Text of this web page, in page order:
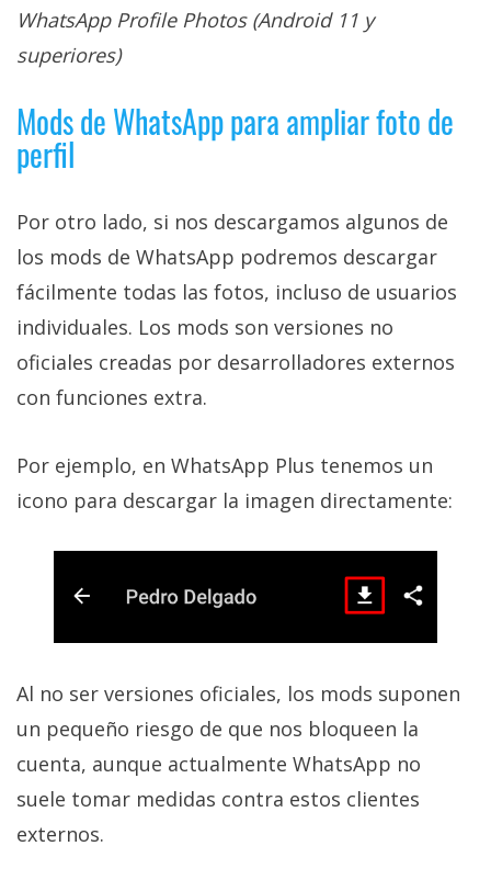
WhatsApp Profile Photos (Android 11 y
superiores)
Mods de WhatsApp para ampliar foto de
perfil
Por otro lado, si nos descargamos algunos de
los mods de WhatsApp podremos descargar
fácilmente todas las fotos, incluso de usuarios
individuales. Los mods son versiones no
oficiales creadas por desarrolladores externos
con funciones extra.
Por ejemplo, en WhatsApp Plus tenemos un
icono para descargar la imagen directamente:
Al no ser versiones oficiales, los mods suponen
un pequeño riesgo de que nos bloqueen la
cuenta, aunque actualmente WhatsApp no
suele tomar medidas contra estos clientes
externos.